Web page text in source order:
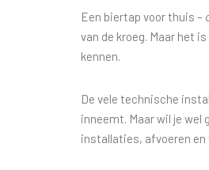
Een biertap voor thuis –
van de kroeg. Maar het
kennen.
De vele technische
inneemt. Maar wil je
installaties, afvoeren en